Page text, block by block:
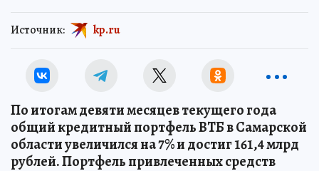
Источник: kp.ru
По итогам девяти месяцев текущего года
общий кредитный портфель ВТБ в Самарской
области увеличился на 7% и достиг 161,4 млрд
рублей. Портфель привлеченных средств